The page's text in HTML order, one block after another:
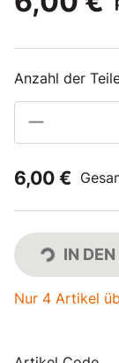
Anzahl der
6,00 €
IN
Nur 4 Artikel